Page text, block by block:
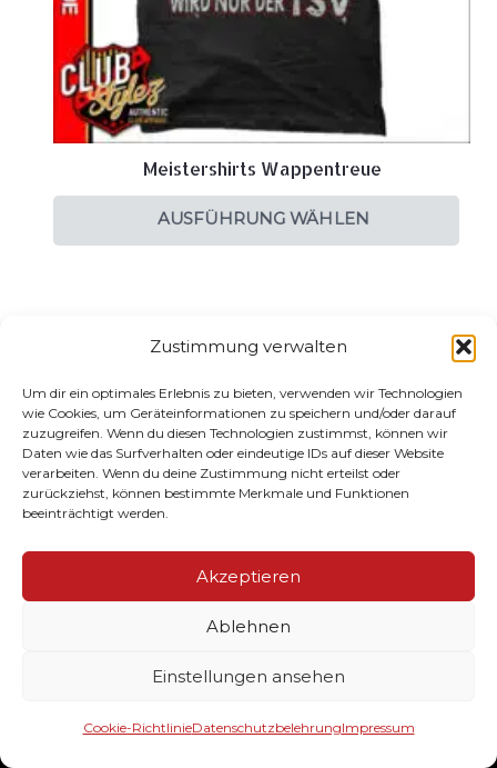
Zustimmung verwalten
Um dir ein optimales Erlebnis zu bieten, verwenden wir Technologien
wie Cookies, um Geräteinformationen zu speichern und/oder darauf
zuzugreifen. Wenn du diesen Technologien zustimmst, können wir
Daten wie das Surfverhalten oder eindeutige IDs auf dieser Website
verarbeiten. Wenn du deine Zustimmung nicht erteilst oder
zurückziehst, können bestimmte Merkmale und Funktionen
beeinträchtigt werden.
Akzeptieren
Ablehnen
Einstellungen ansehen
Cookie-RichtlinieDatenschutzbelehrungImpressum
Meistershirts Wappentreue
AUSFÜHRUNG WÄHLEN
Ihr Lieferant von hochwertig veredelten